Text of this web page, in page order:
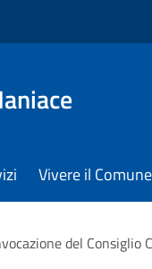
Vivere il Comune
del